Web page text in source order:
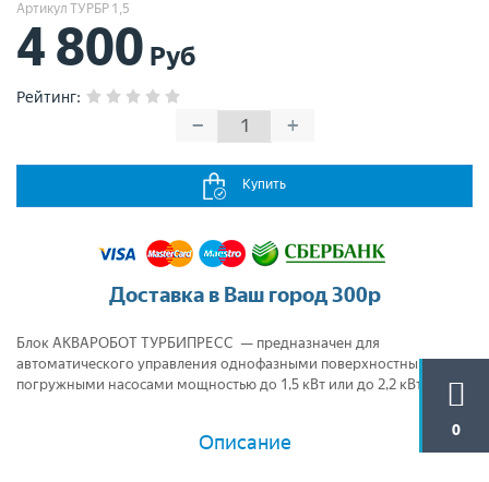
0
Артикул ТУРБР 1,5
4 800 Руб
Рейтинг:
− +
Купить
Доставка в Ваш город 300р
Блок АКВАРОБОТ ТУРБИПРЕСС — предназначен для
автоматического управления однофазными поверхностными и
погружными насосами мощностью до 1,5 кВт или до 2,2 кВт.
Описание